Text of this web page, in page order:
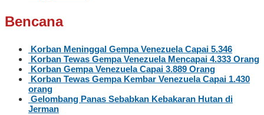
Bencana
Korban Meninggal Gempa Venezuela Capai 5.346
Korban Tewas Gempa Venezuela Mencapai 4.333 Orang
Korban Gempa Venezuela Capai 3.889 Orang
Korban Tewas Gempa Kembar Venezuela Capai 1.430
orang
Gelombang Panas Sebabkan Kebakaran Hutan di
Jerman